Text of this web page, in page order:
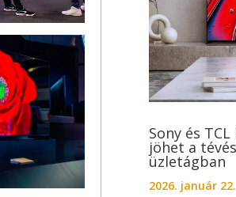
Sony és
jöhet a
üzletágban
2026. január 22.